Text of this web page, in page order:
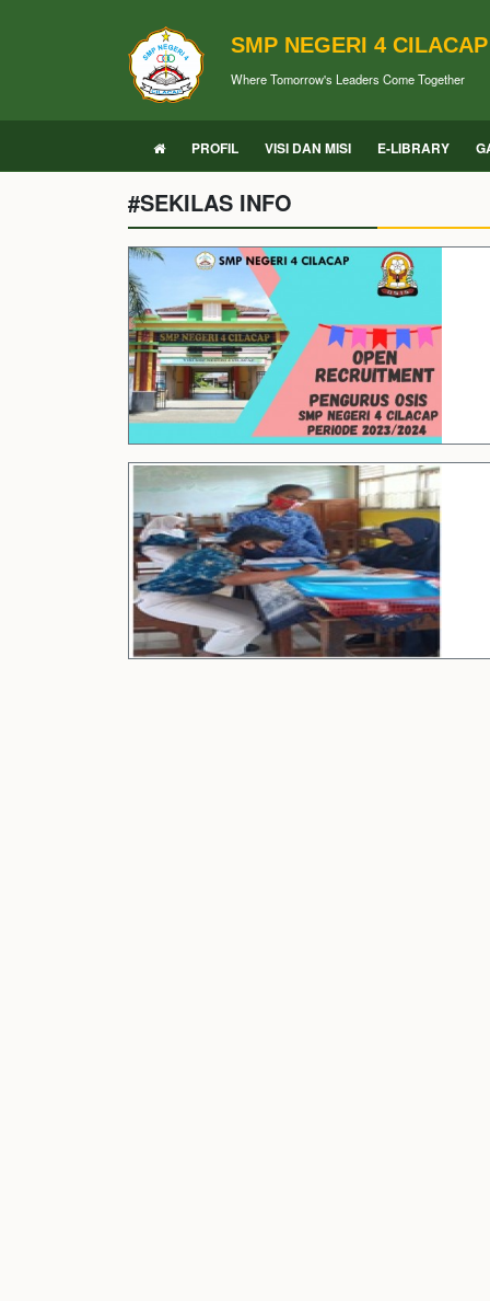
SMP NEGERI 4 CILACAP
Where Tomorrow's Leaders Come Together
PROFIL VISI DAN MISI E-LIBRARY
#SEKILAS INFO